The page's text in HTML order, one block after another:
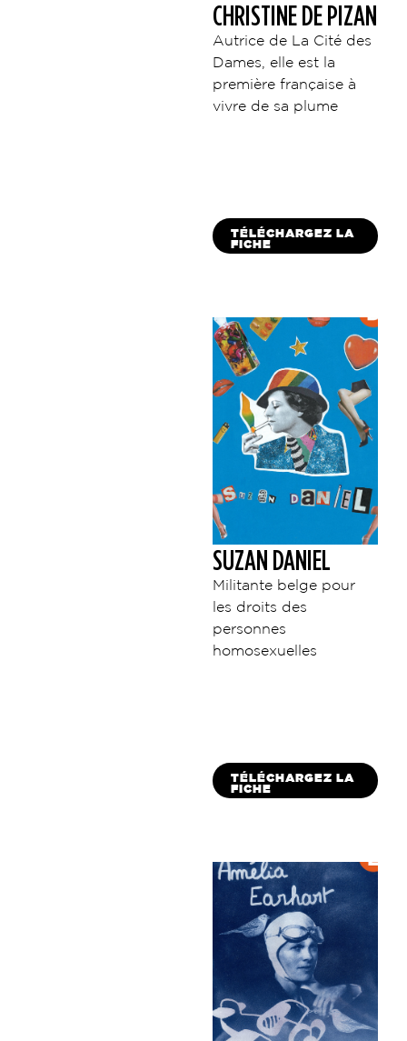
CHRISTINE DE PIZAN
Autrice de La Cité des
Dames, elle est la
première française à
vivre de sa plume
TÉLÉCHARGEZ LA
FICHE
SUZAN DANIEL
Militante belge pour
les droits des
personnes
homosexuelles
TÉLÉCHARGEZ LA
FICHE